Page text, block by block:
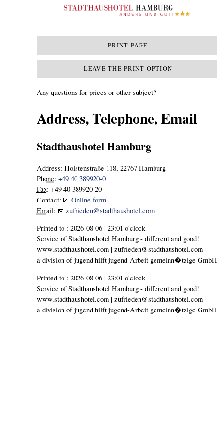
PRINT PAGE
LEAVE THE PRINT OPTION
Any questions for prices or other subject?
Address, Telephone, Email
Stadthaushotel Hamburg
Address: Holstenstraße 118, 22767 Hamburg
Phone: +49 40 389920-0
Fax: +49 40 389920-20
Contact:
Online-form
Email:
zufrieden@stadthaushotel.com
Printed to : 2026-08-06 | 23:01 o'clock
Service of Stadthaushotel Hamburg - different and good!
www.stadthaushotel.com | zufrieden@stadthaushotel.com
a division of jugend hilft jugend-Arbeit gemeinn�tzige GmbH
Printed to : 2026-08-06 | 23:01 o'clock
Service of Stadthaushotel Hamburg - different and good!
www.stadthaushotel.com | zufrieden@stadthaushotel.com
a division of jugend hilft jugend-Arbeit gemeinn�tzige GmbH